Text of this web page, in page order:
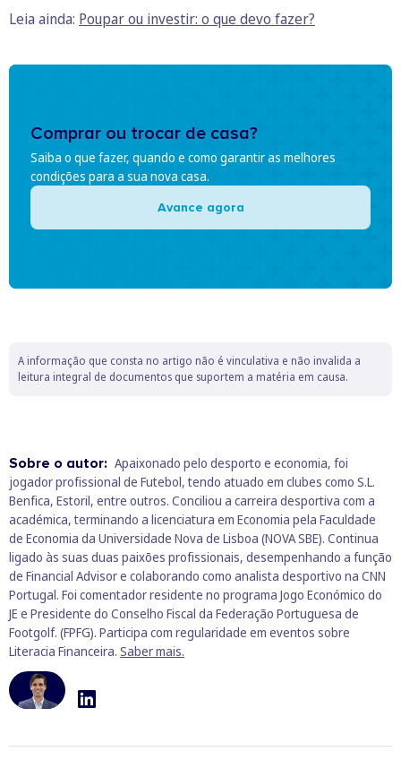
Leia ainda: Poupar ou investir: o que devo fazer?
Comprar ou trocar de casa?
Saiba o que fazer, quando e como garantir as melhores
condições para a sua nova casa.
Avance agora
A informação que consta no artigo não é vinculativa e não invalida a
leitura integral de documentos que suportem a matéria em causa.
Sobre o autor: Apaixonado pelo desporto e economia, foi
jogador profissional de Futebol, tendo atuado em clubes como S.L.
Benfica, Estoril, entre outros. Conciliou a carreira desportiva com a
académica, terminando a licenciatura em Economia pela Faculdade
de Economia da Universidade Nova de Lisboa (NOVA SBE). Continua
ligado às suas duas paixões profissionais, desempenhando a função
de Financial Advisor e colaborando como analista desportivo na CNN
Portugal. Foi comentador residente no programa Jogo Económico do
JE e Presidente do Conselho Fiscal da Federação Portuguesa de
Footgolf. (FPFG). Participa com regularidade em eventos sobre
Literacia Financeira. Saber mais.